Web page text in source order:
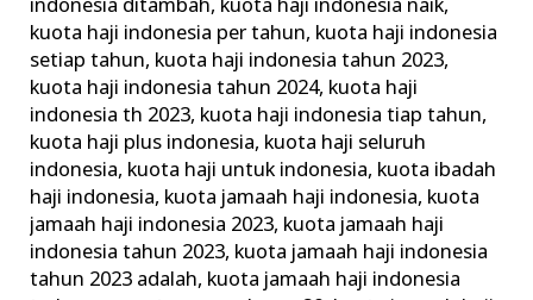
indonesia ditambah, kuota haji indonesia naik,
kuota haji indonesia per tahun, kuota haji indonesia
setiap tahun, kuota haji indonesia tahun 2023,
kuota haji indonesia tahun 2024, kuota haji
indonesia th 2023, kuota haji indonesia tiap tahun,
kuota haji plus indonesia, kuota haji seluruh
indonesia, kuota haji untuk indonesia, kuota ibadah
haji indonesia, kuota jamaah haji indonesia, kuota
jamaah haji indonesia 2023, kuota jamaah haji
indonesia tahun 2023, kuota jamaah haji indonesia
tahun 2023 adalah, kuota jamaah haji indonesia